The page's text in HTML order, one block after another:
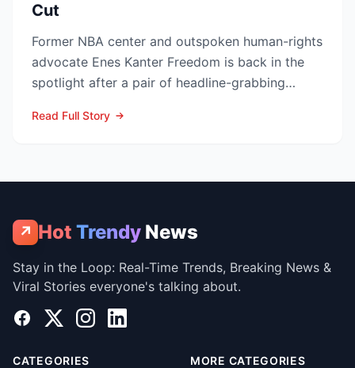
Cut
Former NBA center and outspoken human-rights
advocate Enes Kanter Freedom is back in the
spotlight after a pair of headline-grabbing
Read Full Story
↗ Hot Trendy News
Stay in the Loop: Real-Time Trends, Breaking News &
Viral Stories everyone's talking about.
Facebook
X InstagramLinkedIn
CATEGORIES MORE CATEGORIES